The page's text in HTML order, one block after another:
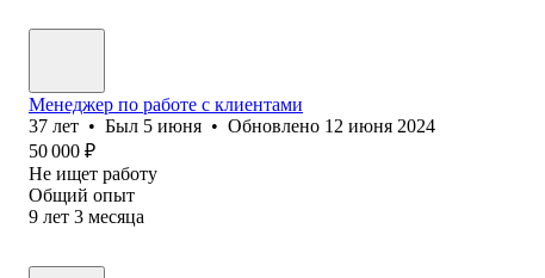
Менеджер по работе с клиентами
37 лет • Был 5 июня • Обновлено 12 июня 2024
50 000 ₽
Не ищет работу
Общий опыт
9 лет 3 месяца